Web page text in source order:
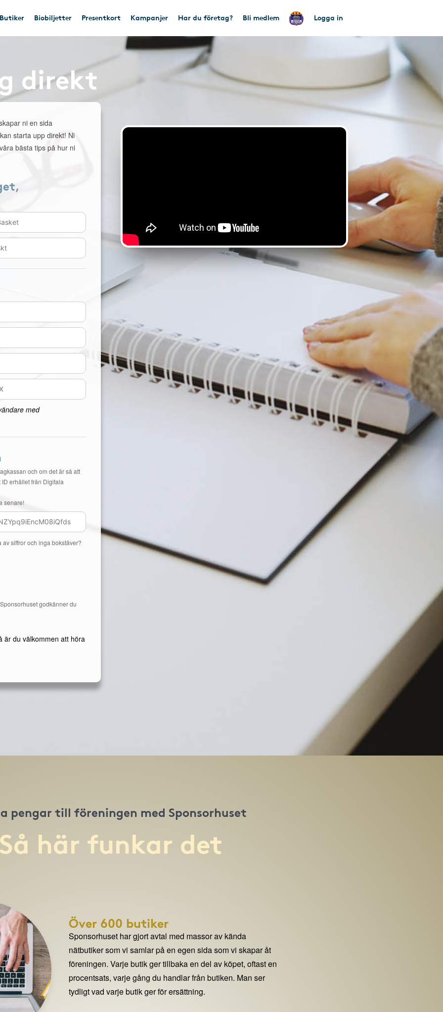
Butiker Biobiljetter Presentkort Kampanjer Har du företag? Bli medlem Logga in
direkt
ni en sida
starta upp direkt! Ni
bästa tips på hur ni
med
och om det är så att
erhållet från Digitala
senare!
siffror och inga bokstäver?
godkänner du
är du välkommen att höra
pengar till föreningen med Sponsorhuset
här funkar det
Över 600 butiker
Sponsorhuset har gjort avtal med massor av kända
nätbutiker som vi samlar på en egen sida som vi skapar åt
föreningen. Varje butik ger tillbaka en del av köpet, oftast en
procentsats, varje gång du handlar från butiken. Man ser
tydligt vad varje butik ger för ersättning.